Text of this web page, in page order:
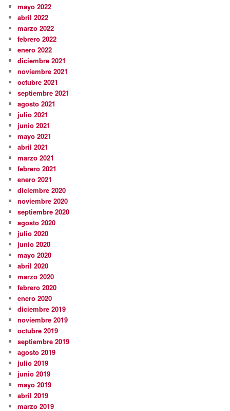
mayo 2022
abril 2022
marzo 2022
febrero 2022
enero 2022
diciembre 2021
noviembre 2021
octubre 2021
septiembre 2021
agosto 2021
julio 2021
junio 2021
mayo 2021
abril 2021
marzo 2021
febrero 2021
enero 2021
diciembre 2020
noviembre 2020
septiembre 2020
agosto 2020
julio 2020
junio 2020
mayo 2020
abril 2020
marzo 2020
febrero 2020
enero 2020
diciembre 2019
noviembre 2019
octubre 2019
septiembre 2019
agosto 2019
julio 2019
junio 2019
mayo 2019
abril 2019
marzo 2019